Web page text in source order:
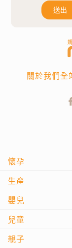
送出
懷孕
生產
嬰兒
兒童
親子
關於我們全